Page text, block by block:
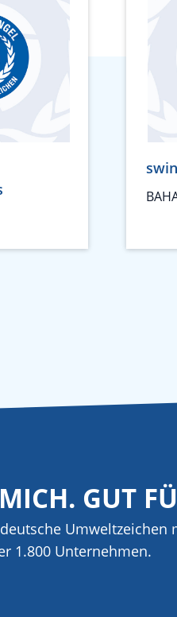
GUT
Umweltzeichen
1.800 Unternehmen.